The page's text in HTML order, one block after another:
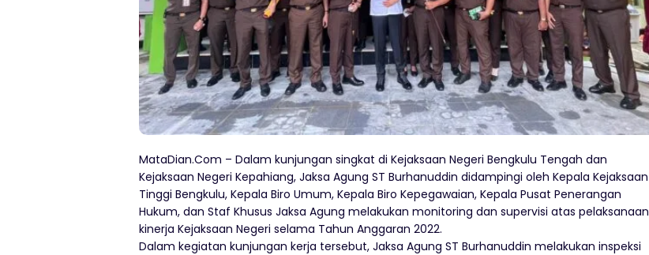
MataDian.Com – Dalam kunjungan singkat di Kejaksaan Negeri Bengkulu Tengah dan
Kejaksaan Negeri Kepahiang, Jaksa Agung ST Burhanuddin didampingi oleh Kepala Kejaksaan
Tinggi Bengkulu, Kepala Biro Umum, Kepala Biro Kepegawaian, Kepala Pusat Penerangan
Hukum, dan Staf Khusus Jaksa Agung melakukan monitoring dan supervisi atas pelaksanaan
kinerja Kejaksaan Negeri selama Tahun Anggaran 2022.
Dalam kegiatan kunjungan kerja tersebut, Jaksa Agung ST Burhanuddin melakukan inspeksi